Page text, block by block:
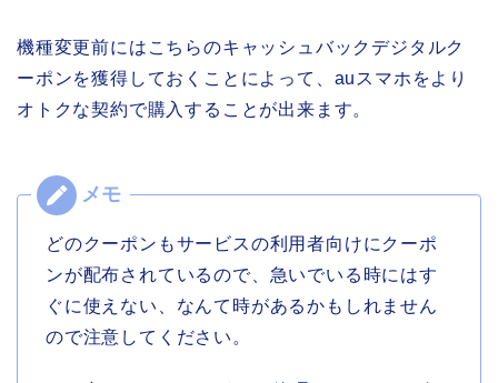
機種変更前にはこちらのキャッシュバックデジタルク
ーポンを獲得しておくことによって、auスマホをより
オトクな契約で購入することが出来ます。
どのクーポンもサービスの利用者向けにクーポ
ンが配布されているので、急いでいる時にはす
ぐに使えない、なんて時があるかもしれません
ので注意してください。